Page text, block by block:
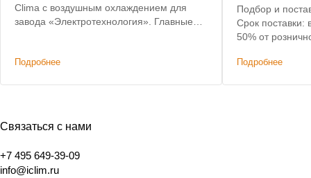
Clima с воздушным охлаждением для
завода «Электротехнология». Главные
Подробнее
Подбор и
Срок поставки:
50% от
Подробнее
Связаться с нами
+7 495 649-39-09
info@iclim.ru